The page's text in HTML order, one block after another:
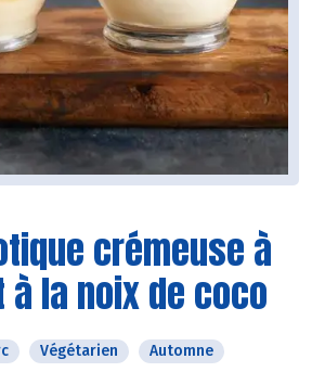
crémeuse à
la noix de coco
Végétarien Automne